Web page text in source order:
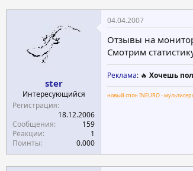
ster
Интересующийся
Регистрация
18.12.2006
Сообщения
159
Реакции
1
Поинты
0.000
04.04.2007
Отзывы на
Смотрим
Реклама: 🔥 Хочешь
новый спон INEURO -